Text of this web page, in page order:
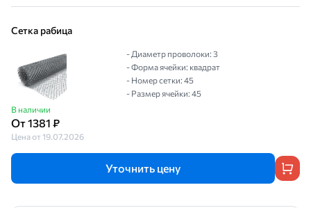
Сетка рабица
В наличии
От 1381 ₽
Цена от 19.07.2026
- Диаметр проволоки: 3
- Форма ячейки: квадрат
- Номер сетки: 45
- Размер ячейки: 45
Уточнить цену